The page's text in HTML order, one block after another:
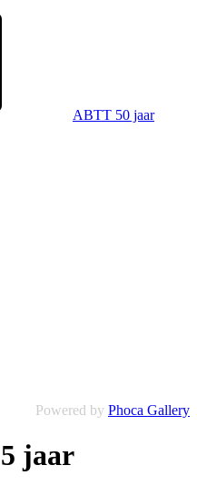
ABTT 50 jaar
Powered by Phoca Gallery
jaar